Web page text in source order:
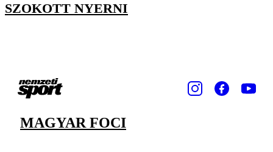
SZOKOTT NYERNI
MAGYAR FOCI